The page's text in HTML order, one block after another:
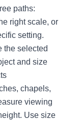
paths:
right scale, or
setting.
the selected
and size
chapels,
viewing
Use size